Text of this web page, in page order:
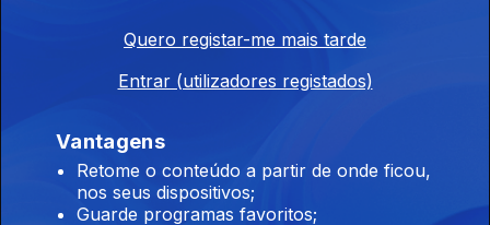
07 jun. 2023
Quero registar-me mais tarde
Entrar (utilizadores registados)
Vantagens
Retome o conteúdo a partir de onde ficou,
nos seus dispositivos;
Guarde programas favoritos;